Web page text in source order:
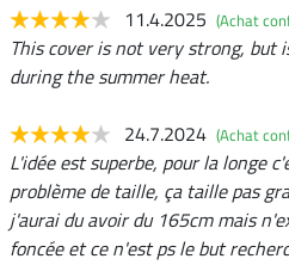
11.4.2025 (Achat
This cover is not very strong, but
during the summer heat.
24.7.2024 (Achat
L'idée est superbe, pour la longe
problème de taille, ça taille pas
j'aurai du avoir du 165cm mais
foncée et ce n'est ps le but